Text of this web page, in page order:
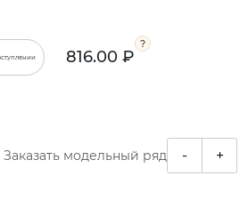
816.00 ₽
Заказать модельный ряд - +